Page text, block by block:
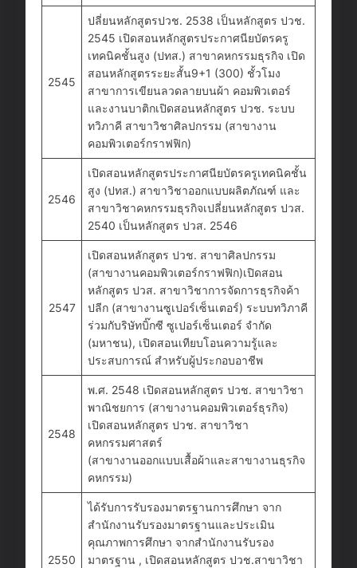
2545
ปลี่ยนหลักสูตรปวช. 2538 เป็นหลักสูตร ปวช.
2545 เปิดสอนหลักสูตรประกาศนียบัตรครู
เทคนิคชั้นสูง (ปทส.) สาขาคหกรรมธุรกิจ เปิด
สอนหลักสูตรระยะสั้น9+1 (300) ชั้วโมง
สาขาการเขียนลวดลายบนผ้า คอมพิวเตอร์
และงานบาติกเปิดสอนหลักสูตร ปวช. ระบบ
ทวิภาคี สาขาวิชาศิลปกรรม (สาขางาน
คอมพิวเตอร์กราฟฟิก)
2546
เปิดสอนหลักสูตรประกาศนียบัตรครูเทคนิคชั้น
สูง (ปทส.) สาขาวิชาออกแบบผลิตภัณฑ์ และ
สาขาวิชาคหกรรมธุรกิจเปลี่ยนหลักสูตร ปวส.
2540 เป็นหลักสูตร ปวส. 2546
2547
เปิดสอนหลักสูตร ปวช. สาขาศิลปกรรม
(สาขางานคอมพิวเตอร์กราฟฟิก)เปิดสอน
หลักสูตร ปวส. สาขาวิชาการจัดการธุรกิจค้า
ปลีก (สาขางานซูเปอร์เซ็นเตอร์) ระบบทวิภาคี
ร่วมกับริษัทบิ๊กซี ซูเปอร์เซ็นเตอร์ จำกัด
(มหาชน), เปิดสอนเทียบโอนความรู้และ
ประสบการณ์ สำหรับผู้ประกอบอาชีพ
2548
พ.ศ. 2548 เปิดสอนหลักสูตร ปวช. สาขาวิชา
พาณิชยการ (สาขางานคอมพิวเตอร์ธุรกิจ)
เปิดสอนหลักสูตร ปวช. สาขาวิชา
คหกรรมศาสตร์
(สาขางานออกแบบเสื้อผ้าและสาขางานธุรกิจ
คหกรรม)
2550
ได้รับการรับรองมาตรฐานการศึกษา จาก
สำนักงานรับรองมาตรฐานและประเมิน
คุณภาพการศึกษา จากสำนักงานรับรอง
มาตรฐาน , เปิดสอนหลักสูตร ปวช.สาขาวิชา